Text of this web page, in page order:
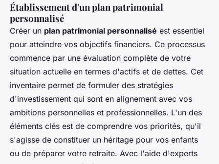
Établissement d'un plan patrimonial
personnalisé
Créer un plan patrimonial personnalisé est essentiel
pour atteindre vos objectifs financiers. Ce processus
commence par une évaluation complète de votre
situation actuelle en termes d'actifs et de dettes. Cet
inventaire permet de formuler des stratégies
d'investissement qui sont en alignement avec vos
ambitions personnelles et professionnelles. L'un des
éléments clés est de comprendre vos priorités, qu'il
s'agisse de constituer un héritage pour vos enfants
ou de préparer votre retraite. Avec l'aide d'experts